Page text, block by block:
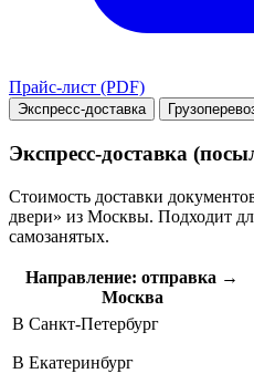
Прайс-лист (PDF)
Экспресс-доставка
Экспресс-доставка
Стоимость доставки
двери» из Москвы. Подходит
самозанятых.
Направление: отправка →
Москва
В Санкт-Петербург
В Екатеринбург